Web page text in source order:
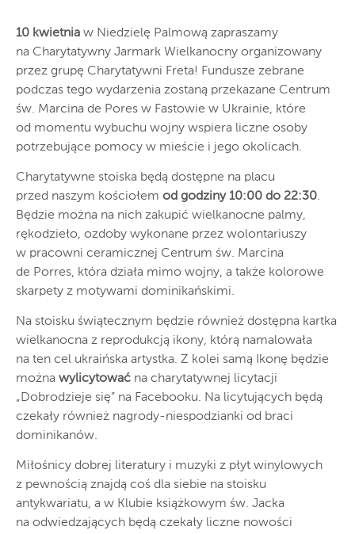
10 kwietnia w Niedzielę Palmową zapraszamy
na Charytatywny Jarmark Wielkanocny organizowany
przez grupę Charytatywni Freta! Fundusze zebrane
podczas tego wydarzenia zostaną przekazane Centrum
św. Marcina de Pores w Fastowie w Ukrainie, które
od momentu wybuchu wojny wspiera liczne osoby
potrzebujące pomocy w mieście i jego okolicach.
Charytatywne stoiska będą dostępne na placu
przed naszym kościołem od godziny 10:00 do 22:30.
Będzie można na nich zakupić wielkanocne palmy,
rękodzieło, ozdoby wykonane przez wolontariuszy
w pracowni ceramicznej Centrum św. Marcina
de Porres, która działa mimo wojny, a także kolorowe
skarpety z motywami dominikańskimi.
Na stoisku świątecznym będzie również dostępna kartka
wielkanocna z reprodukcją ikony, którą namalowała
na ten cel ukraińska artystka. Z kolei samą Ikonę będzie
można wylicytować na charytatywnej licytacji
„Dobrodzieje się” na Facebooku. Na licytujących będą
czekały również nagrody-niespodzianki od braci
dominikanów.
Miłośnicy dobrej literatury i muzyki z płyt winylowych
z pewnością znajdą coś dla siebie na stoisku
antykwariatu, a w Klubie książkowym św. Jacka
na odwiedzających będą czekały liczne nowości